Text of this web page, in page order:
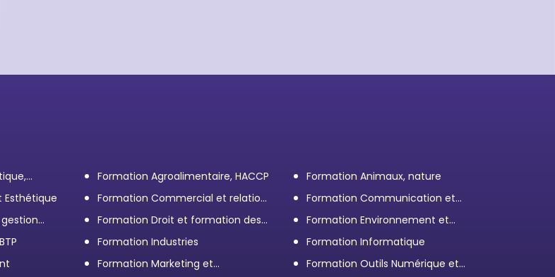
Formation Agroalimentaire, HACCP
Formation Animaux, nature
Formation Commercial et relation
client
Formation Communication et
efficacité personnelle et
professionnelle
Formation Droit et formation des
Élus
Formation Environnement et
démarche RSE
Formation Industries
Formation Informatique
Formation Marketing et
Formation Outils Numérique et